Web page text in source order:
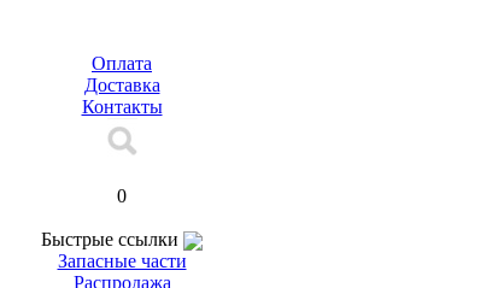
Оплата
Доставка
Контакты
0
Быстрые ссылки
Запасные части
Распродажа